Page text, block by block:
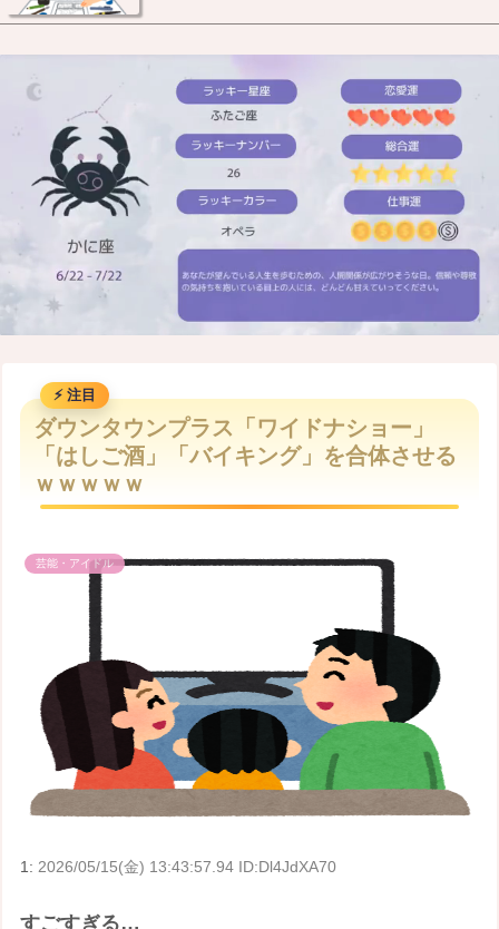
M
t
e
ダウンタウンプラス「ワイドナショー」
「はしご酒」「バイキング」を合体させる
ｗｗｗｗｗ
芸能・アイドル
1: 2026/05/15(金) 13:43:57.94 ID:Dl4JdXA70
すごすぎる…